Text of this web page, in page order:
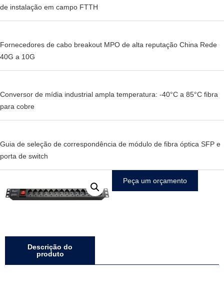
de instalação em campo FTTH
Fornecedores de cabo breakout MPO de alta reputação China Rede
40G a 10G
Conversor de mídia industrial ampla temperatura: -40°C a 85°C fibra
para cobre
Guia de seleção de correspondência de módulo de fibra óptica SFP e
porta de switch
Peça um orçamento
Descrição do
produto